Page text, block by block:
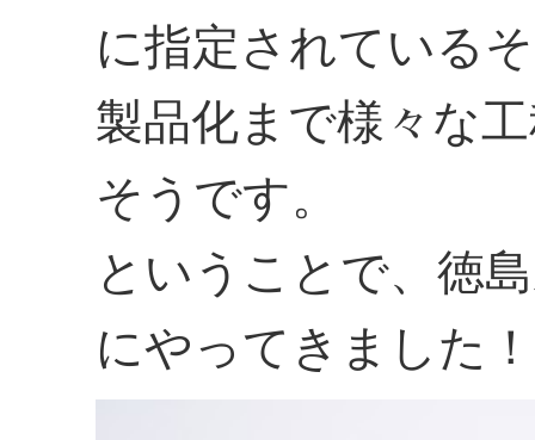
に指定されている
製品化まで様々な
そうです。
ということで、徳
にやってきました！